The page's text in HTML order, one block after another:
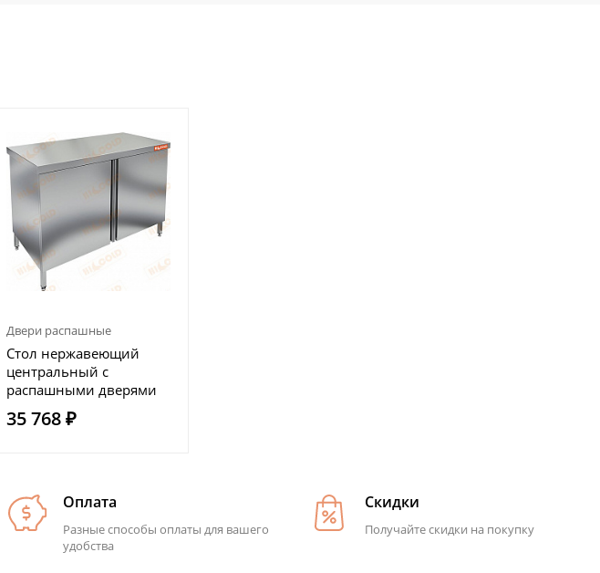
Двери распашные
Стол нержавеющий
центральный с
распашными дверями
HICOLD НСЗ-10/6
35 768 ₽
Оплата
Разные способы оплаты для вашего
удобства
Скидки
Получайте скидки на покупку